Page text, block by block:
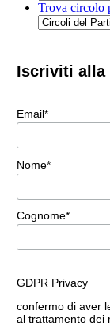
Trova circolo
Iscriviti alla
Email*
Nome*
Cognome*
GDPR Privacy
confermo di aver
al trattamento dei